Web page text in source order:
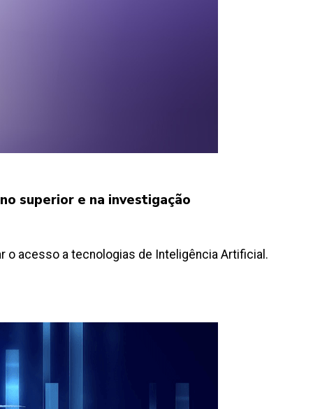
superior e na investigação
o acesso a tecnologias de Inteligência Artificial.